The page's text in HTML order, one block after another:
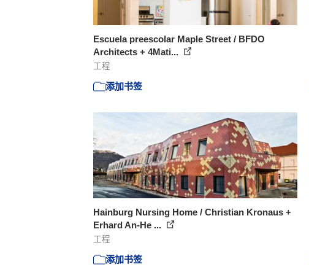
Escuela preescolar Maple Street / BFDO
Architects + 4Mati...
工程
添加书签
Hainburg Nursing Home / Christian Kronaus +
Erhard An-He ...
工程
添加书签